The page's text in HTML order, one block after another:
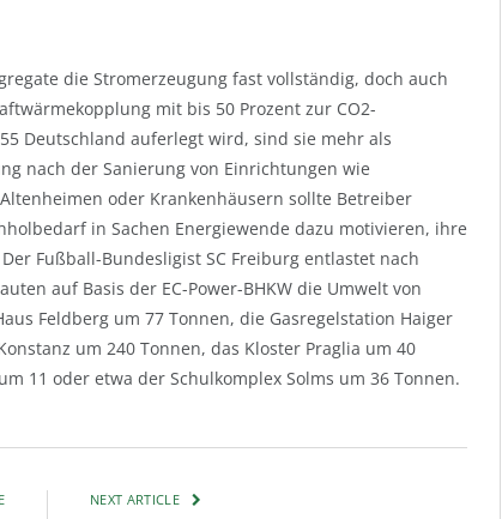
die Stromerzeugung fast vollständig, doch auch
mit bis 50 Prozent zur CO2-
Deutschland auferlegt wird, sind sie mehr als
nach der Sanierung von Einrichtungen wie
oder Krankenhäusern sollte Betreiber
in Sachen Energiewende dazu motivieren, ihre
Fußball-Bundesligist SC Freiburg entlastet nach
auf Basis der EC-Power-BHKW die Umwelt von
Feldberg um 77 Tonnen, die Gasregelstation Haiger
um 240 Tonnen, das Kloster Praglia um 40
11 oder etwa der Schulkomplex Solms um 36 Tonnen.
NEXT ARTICLE